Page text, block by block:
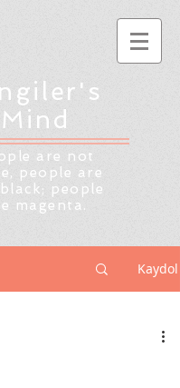
Mind
are not
people are
people
magenta.
Kaydol